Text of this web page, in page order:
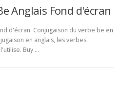
Anglais Fond d'écran
d'écran. Conjugaison du verbe be en
en anglais, les verbes
Buy …